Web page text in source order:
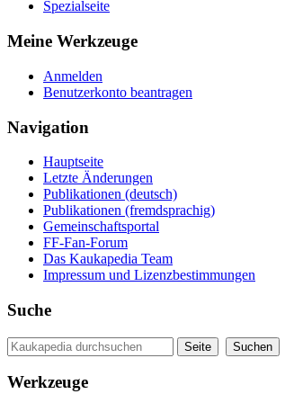
Spezialseite
Meine Werkzeuge
Anmelden
Benutzerkonto beantragen
Navigation
Hauptseite
Letzte Änderungen
Publikationen (deutsch)
Publikationen (fremdsprachig)
Gemeinschaftsportal
FF-Fan-Forum
Das Kaukapedia Team
Impressum und Lizenzbestimmungen
Suche
Werkzeuge